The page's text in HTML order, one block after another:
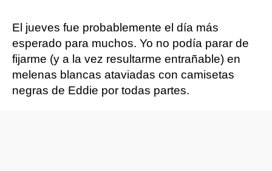
El jueves fue probablemente el día más
esperado para muchos. Yo no podía parar de
fijarme (y a la vez resultarme entrañable) en
melenas blancas ataviadas con camisetas
negras de Eddie por todas partes.